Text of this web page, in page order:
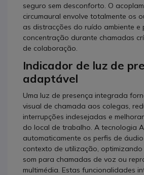
seguro sem desconforto. O
circumaural envolve totalmente os
as distracções do ruído ambiente e
concentração durante chamadas
de colaboração.
Indicador de luz de
adaptável
Uma luz de presença integrada
visual de chamada aos colegas,
interrupções indesejadas e
do local de trabalho. A tecnologia
automaticamente os perfis de
contexto de utilização,
som para chamadas de voz ou
multimédia. Estas funcionalidades